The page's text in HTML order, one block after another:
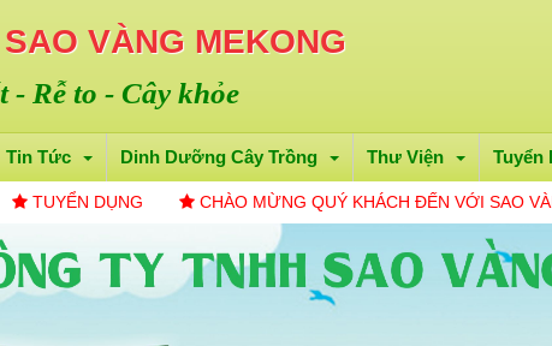
VÀNG MEKONG
- Rễ to - Cây khỏe
Tin Tức Dinh Dưỡng Cây Trồng Thư Viện Tuyển
CHÀO MỪNG QUÝ KHÁCH ĐẾN VỚI SAO VÀNG ME